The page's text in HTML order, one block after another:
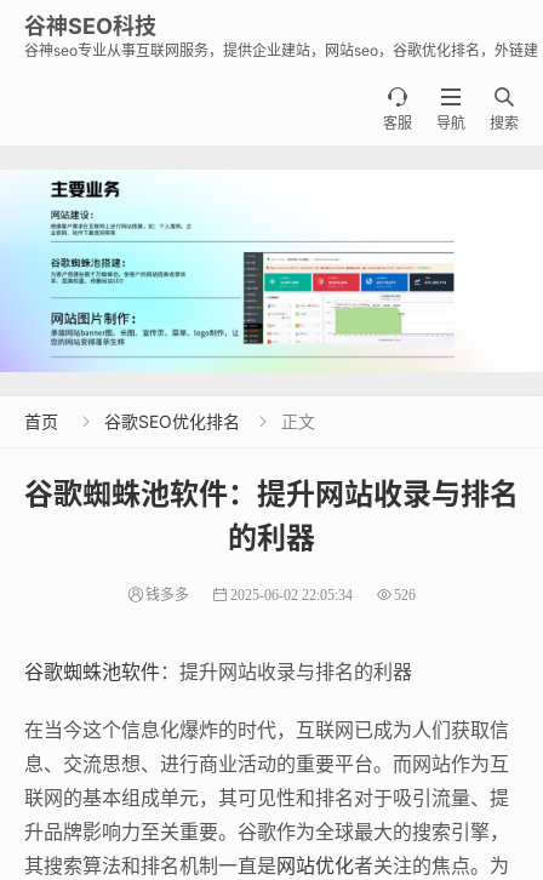
谷神SEO科技
谷神seo专业从事互联网服务，提供企业建站，网站seo，谷歌优化排名，外链建

搜索

导航

客服
首页  谷歌SEO优化排名  正文
‌谷歌蜘蛛池软件：提升网站收录与排名
的利器‌
钱多多 2025-06-02 22:05:34 526
谷歌蜘蛛池软件：提升网站收录与排名的利器‌
在当今这个信息化爆炸的时代，互联网已成为人们获取信
息、交流思想、进行商业活动的重要平台。而网站作为互
联网的基本组成单元，其可见性和排名对于吸引流量、提
升品牌影响力至关重要。谷歌作为全球最大的搜索引擎，
其搜索算法和排名机制一直是网站优化者关注的焦点。为